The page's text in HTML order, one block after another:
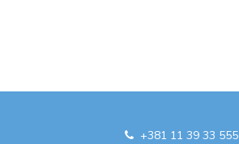
+381 11 39 33 555